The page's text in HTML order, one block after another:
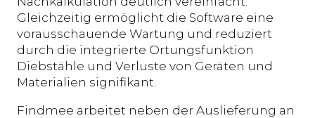
Gleichzeitig ermöglicht die Software eine
vorausschauende Wartung und reduziert
durch die integrierte Ortungsfunktion
Diebstähle und Verluste von Geräten und
Materialien signifikant.
Findmee arbeitet neben der Auslieferung an